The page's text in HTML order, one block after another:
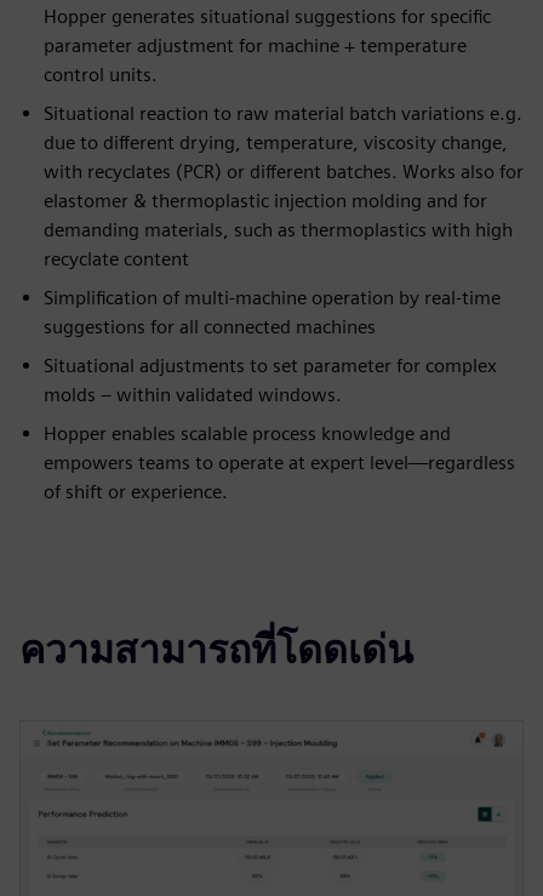
Hopper generates situational suggestions for specific
parameter adjustment for machine + temperature
control units​.
Situational reaction to raw material batch variations e.g.
due to different drying, temperature, viscosity change,
with recyclates (PCR) or different batches​​​. Works also for
elastomer & thermoplastic injection molding and for
demanding materials, such as thermoplastics with high
recyclate content
Simplification of multi-machine operation by real-time
suggestions for all connected machines​​
Situational adjustments to set parameter for complex
molds – within validated windows​​.
Hopper enables scalable process knowledge and
empowers teams to operate at expert level—regardless
of shift or experience.
ความสามารถที่โดดเด่น